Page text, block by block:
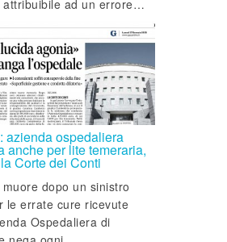
attribuibile ad un errore…
azienda ospedaliera
anche per lite temeraria,
Corte dei Conti
dopo un sinistro
le errate cure ricevute
Ospedaliera di